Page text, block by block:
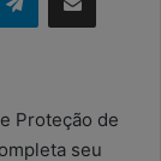
Proteção de
seu